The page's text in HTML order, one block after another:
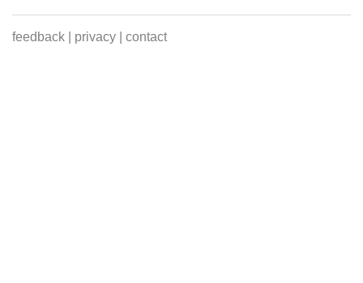
feedback privacy contact